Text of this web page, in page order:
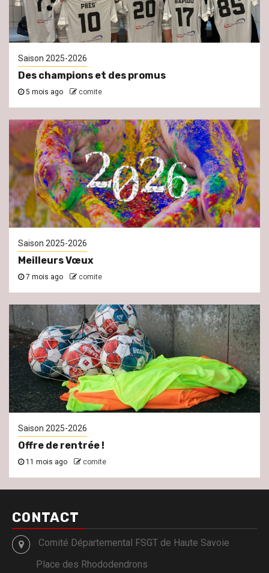
Saison 2025-2026
Des champions et des promus
5 mois ago comite
Saison 2025-2026
Meilleurs Vœux
7 mois ago comite
Saison 2025-2026
Offre de rentrée !
11 mois ago comite
CONTACT
Comité Départemental FSGT de Haute Savoie
Place des Rhododendrons